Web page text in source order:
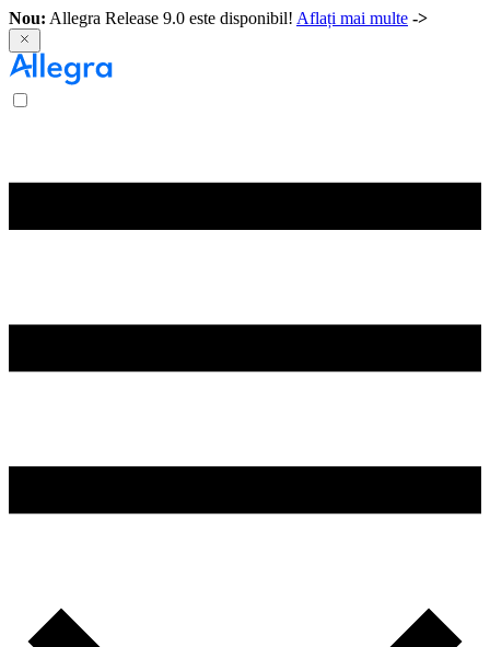
Nou: Allegra Release 9.0 este disponibil! Aflați mai multe ->